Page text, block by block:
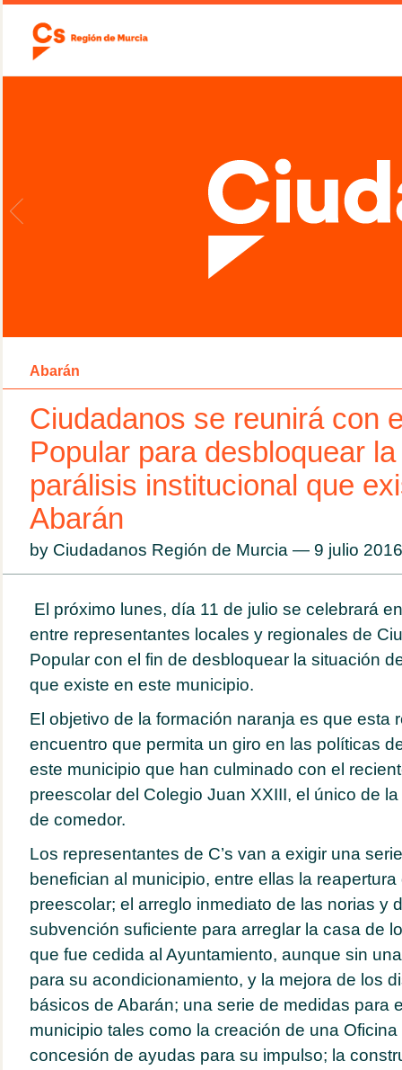
Abarán
Ciudadanos se reunirá con
Popular para desbloquear
parálisis institucional que
Abarán
by Ciudadanos Región de Murcia — 9 julio
El próximo lunes, día 11 de julio se celebrará
entre representantes locales y regionales de
Popular con el fin de desbloquear la situación
que existe en este municipio.
El objetivo de la formación naranja es que esta
encuentro que permita un giro en las políticas
este municipio que han culminado con el
preescolar del Colegio Juan XXIII, el único de
de comedor.
Los representantes de C’s van a exigir una
benefician al municipio, entre ellas la
preescolar; el arreglo inmediato de las norias y
subvención suficiente para arreglar la casa de
que fue cedida al Ayuntamiento, aunque sin
para su acondicionamiento, y la mejora de los
básicos de Abarán; una serie de medidas para
municipio tales como la creación de una
concesión de ayudas para su impulso; la